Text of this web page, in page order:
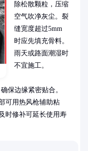
除松散颗粒，压缩
空气吹净灰尘。裂
缝宽度超过5mm
时应先填充骨料。
雨天或路面潮湿时
不宜施工。
保边缘紧密贴合。
可用热风枪辅助粘
时修补可延长使用寿